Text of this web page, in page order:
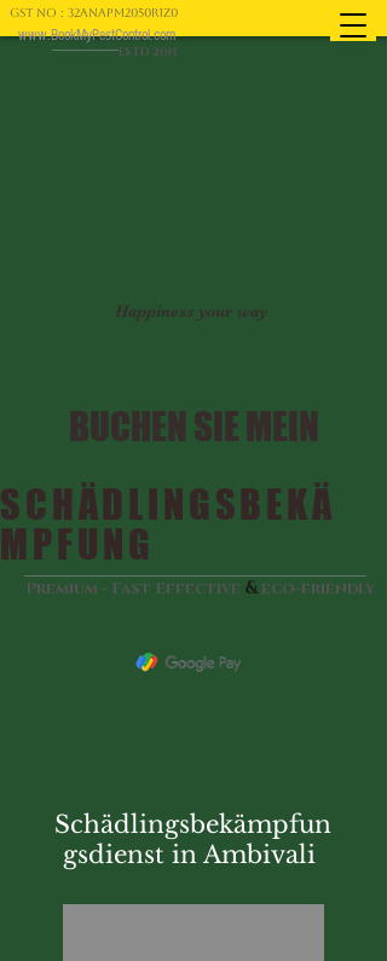
www.BookMyPestControl.com
ESTD 2015
SCHÄDLINGSBEKÄ
MPFUNG
BUCHEN SIE MEIN
Premium - Fast Effective &eco-friendly
Happiness your way
GST NO : 32ANAPM2050R1Z0
Schädlingsbekämpfun
gsdienst in Ambivali